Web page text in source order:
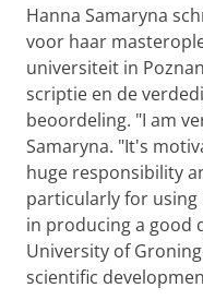
Hanna Samaryna
voor haar
universiteit in
scriptie en de
beoordeling. "I am
Samaryna. "It's
huge responsibility
particularly for using
in producing a good
University of
scientific